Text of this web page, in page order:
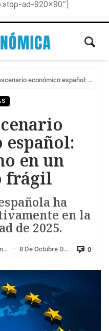
ad-920×90″]
económico español: dinamismo en un entorno frágil
español:
en un
frágil
ha
en la
de 2025.
Oriol Carreras Baquer CaixaBank Research 8 De Octubre De 2025 0